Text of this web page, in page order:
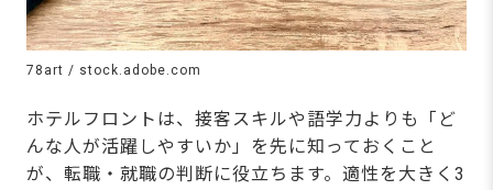
78art / stock.adobe.com
ホテルフロントは、接客スキルや語学力よりも「ど
んな人が活躍しやすいか」を先に知っておくこと
が、転職・就職の判断に役立ちます。適性を大きく3